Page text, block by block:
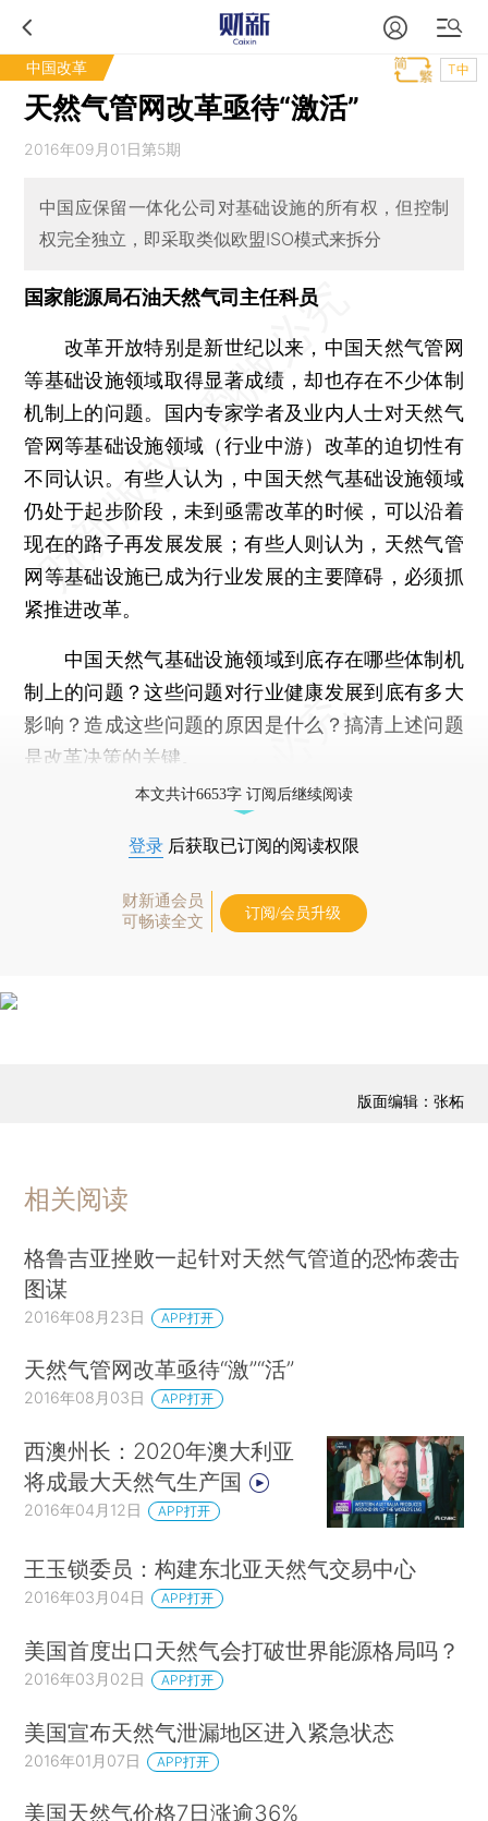
中国改革 T中
天然气管网改革亟待“激活”
2016年09月01日第5期
中国应保留一体化公司对基础设施的所有权，但控制
权完全独立，即采取类似欧盟ISO模式来拆分
国家能源局石油天然气司主任科员
改革开放特别是新世纪以来，中国天然气管网
等基础设施领域取得显著成绩，却也存在不少体制
机制上的问题。国内专家学者及业内人士对天然气
管网等基础设施领域（行业中游）改革的迫切性有
不同认识。有些人认为，中国天然气基础设施领域
仍处于起步阶段，未到亟需改革的时候，可以沿着
现在的路子再发展发展；有些人则认为，天然气管
网等基础设施已成为行业发展的主要障碍，必须抓
紧推进改革。
中国天然气基础设施领域到底存在哪些体制机
制上的问题？这些问题对行业健康发展到底有多大
影响？造成这些问题的原因是什么？搞清上述问题
是改革决策的关键。
本文共计6653字 订阅后继续阅读
登录 后获取已订阅的阅读权限
财新通会员
可畅读全文
订阅/会员升级
版面编辑：张柘
相关阅读
格鲁吉亚挫败一起针对天然气管道的恐怖袭击
图谋
2016年08月23日 APP打开
天然气管网改革亟待“激”“活”
2016年08月03日 APP打开
西澳州长：2020年澳大利亚
将成最大天然气生产国
2016年04月12日 APP打开
王玉锁委员：构建东北亚天然气交易中心
2016年03月04日 APP打开
美国首度出口天然气会打破世界能源格局吗？
2016年03月02日 APP打开
美国宣布天然气泄漏地区进入紧急状态
2016年01月07日 APP打开
美国天然气价格7日涨逾36%